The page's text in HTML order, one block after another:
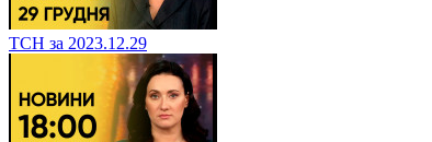
ТСН за 2023.12.29